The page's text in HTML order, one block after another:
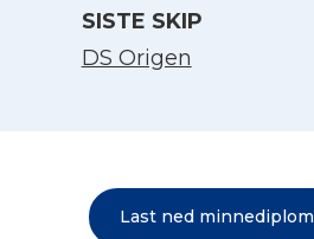
SISTE SKIP
DS Origen
Last ned minnediplom
Norsk bokmål